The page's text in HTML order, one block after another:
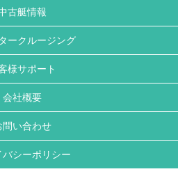
古艇情報
ークルージング
様サポート
会社概要
問い合わせ
バシーポリシー